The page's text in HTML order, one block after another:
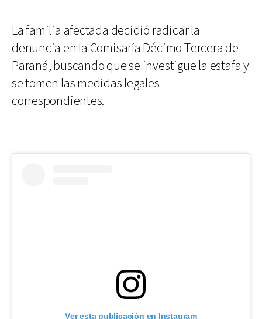
La familia afectada decidió radicar la
denuncia en la Comisaría Décimo Tercera de
Paraná, buscando que se investigue la estafa y
se tomen las medidas legales
correspondientes.
Ver esta publicación en Instagram